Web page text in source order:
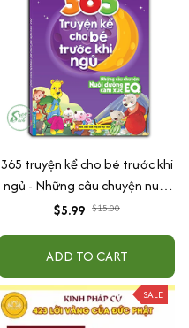
365 truyện kể cho bé trước khi
ngủ - Những câu chuyện nuôi
dưỡng cảm xúc EQ (2-12 tuổi)
$5.99 $15.00
ADD TO CART
SALE